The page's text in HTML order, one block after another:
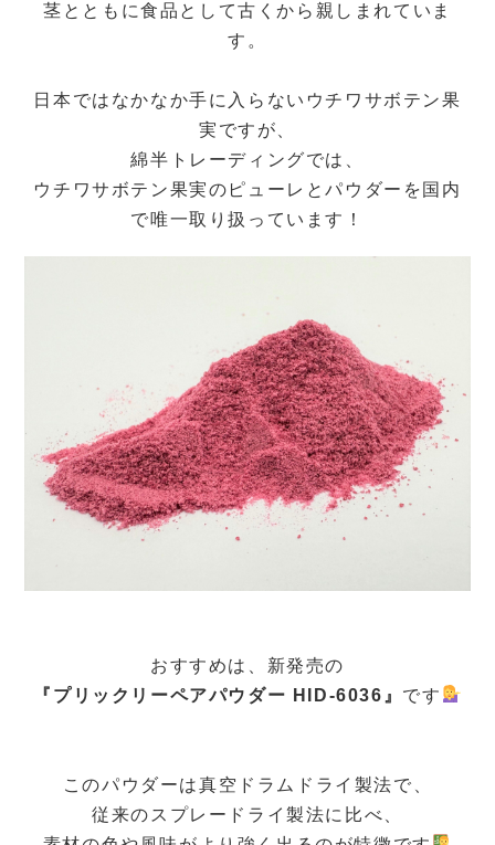
茎とともに食品として古くから親しまれていま
す。
日本ではなかなか手に入らないウチワサボテン果
実ですが、
綿半トレーディングでは、
ウチワサボテン果実のピューレとパウダーを国内
で唯一取り扱っています！
おすすめは、新発売の
『プリックリーペアパウダー HID-6036』 です
このパウダーは真空ドラムドライ製法で、
従来のスプレードライ製法に比べ、